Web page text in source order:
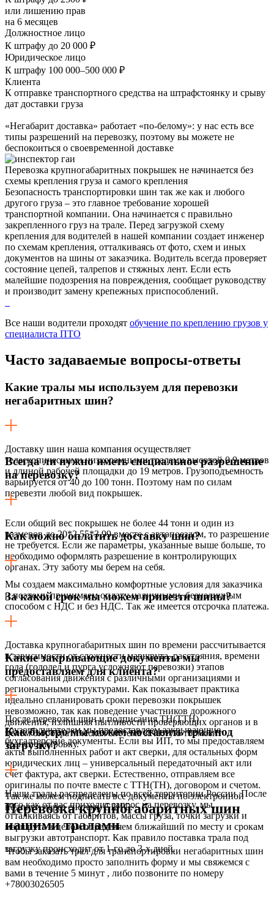
или лишению прав
на 6 месяцев
Должностное лицо
К штрафу до 20 000 ₽
Юридическое лицо
К штрафу 100 000–500 000 ₽
Клиента
К отправке транспортного средства на штрафстоянку и срыву
дат доставки груза
«Негабарит доставка» работает «по-белому»: у нас есть все
типы разрешений на перевозку, поэтому вы можете не
беспокоиться о своевременной доставке
Перевозка крупногабаритных покрышек не начинается без
схемы крепления груза и самого крепления
Безопасность транспортировки шин так же как и любого
другого груза – это главное требование хорошей
транспортной компании. Она начинается с правильно
закрепленного груз на трале. Перед загрузкой схему
крепления для водителей в нашей компании создает инженер
по схемам крепления, отталкиваясь от фото, схем и иных
документов на шины от заказчика. Водитель всегда проверяет
состояние цепей, талрепов и стяжных лент. Если есть
малейшие подозрения на повреждения, сообщает руководству
и производит замену крепежных приспособлений.
Все наши водители проходят обучение по креплению грузов у
специалиста ПТО
Часто задаваемые вопросы-ответы
Какие тралы мы используем для перевозки
негабаритных шин?
Доставку шин наша компания осуществляет
телескопическими низкорамными тралами высотой 0,9 метров
и длиной рабочей площадки до 19 метров. Грузоподъемность
варьируется от 40 до 100 тонн. Поэтому нам по силам
перевезти любой вид покрышек.
Всегда ли нужно иметь специальное разрешение
на перевозку?
Если общий вес покрышек не более 44 тонн и один из
размеров до 20*2,55*3,99 вместе с автопоездом, то разрешение
не требуется. Если же параметры, указанные выше больше, то
необходимо оформлять разрешение в контролирующих
органах. Эту заботу мы берем на себя.
Как можно оплатить доставку шин?
Мы создаем максимально комфортные условия для заказчика
и поэтому принимаем оплату наличными, безналичным
способом с НДС и без НДС. Так же имеется отсрочка платежа.
За какой срок мы можем привезти шины?
Доставка крупногабаритных шин по времени рассчитывается
в зависимости от сложности маршрута, расстояния, времени
года (гололед и пурга усложняют перевозки) этапов
согласования движения с различными организациями и
региональными структурами. Как показывает практика
идеально спланировать сроки перевозки покрышек
невозможно, так как поведение участников дорожного
движения, излишняя пытливости проверяющих органов и в
целом бюрократическая система зачастую тормозит
транспортировку.
Какие закрывающие документы мы
предоставляем для клиента?
После перевозки шин и подписания ТН(ТТН)
грузополучателем мы предоставляем закрывающие
бухгалтерские документы. Если вы ИП, то мы предоставляем
акты выполненных работ и акт сверки, для остальных форм
юридических лиц – универсальный передаточный акт или
счет фактура, акт сверки. Естественно, отправляем все
оригиналы по почте вместе с ТТН(ТН), договором и счетом.
Так же можем подписать все документы по электронной
подписи через систему СБИС.
Как быстро мы можем поставить трал под
загрузку?
Наши тралы распределены по всей территории России. После
того как от вас приходит запрос на перевозку, мы,
отталкиваясь от габаритов, массы груза, точки загрузки и
маршрута в целом определяем ближайший по месту и срокам
выгрузки автотранспорт. Как правило поставка трала под
загрузку происходит от 1-го до 3-х дней.
Перевозка крупногабаритных шин
нашими тралами
Чтобы заказать трал для транспортировки негабаритных шин
вам необходимо просто заполнить форму и мы свяжемся с
вами в течение 5 минут , либо позвоните по номеру
+78003026505